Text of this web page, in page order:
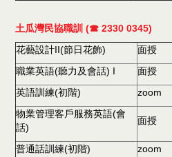
土瓜灣民協職訓 (☎ 2330 0345)
花藝設計II(節日花飾)
面授
職業英語(聽力及會話) I
面授
英語訓練(初階)
zoom
物業管理客戶服務英語(會
話)
面授
普通話訓練(初階) zoom